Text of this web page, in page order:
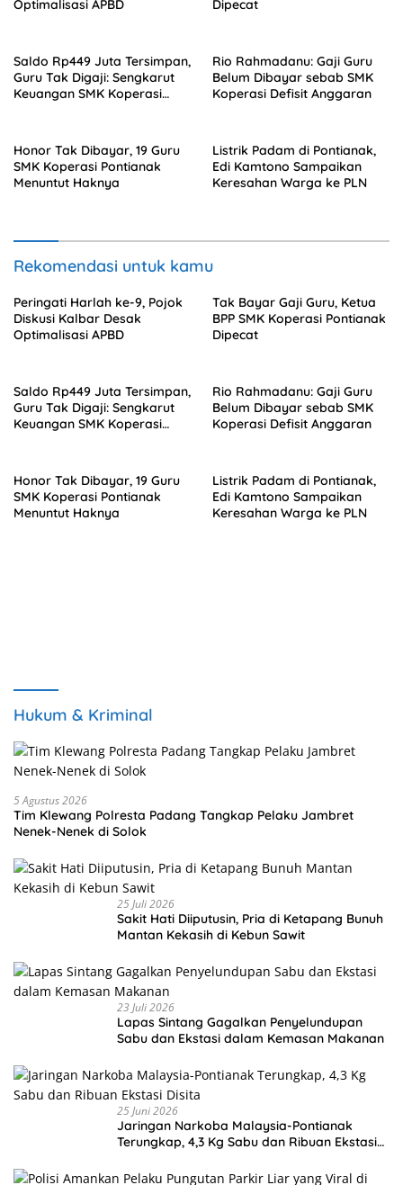
Optimalisasi APBD Dipecat
Saldo Rp449 Juta Tersimpan,
Guru Tak Digaji: Sengkarut
Keuangan SMK Koperasi
Rio Rahmadanu: Gaji Guru
Belum Dibayar sebab SMK
Koperasi Defisit Anggaran
Honor Tak Dibayar, 19 Guru
SMK Koperasi Pontianak
Menuntut Haknya
Listrik Padam di Pontianak,
Edi Kamtono Sampaikan
Keresahan Warga ke PLN
Rekomendasi untuk kamu
Peringati Harlah ke-9, Pojok
Diskusi Kalbar Desak
Optimalisasi APBD
Tak Bayar Gaji Guru, Ketua
BPP SMK Koperasi Pontianak
Dipecat
Saldo Rp449 Juta Tersimpan,
Guru Tak Digaji: Sengkarut
Keuangan SMK Koperasi
Rio Rahmadanu: Gaji Guru
Belum Dibayar sebab SMK
Koperasi Defisit Anggaran
Honor Tak Dibayar, 19 Guru
SMK Koperasi Pontianak
Menuntut Haknya
Listrik Padam di Pontianak,
Edi Kamtono Sampaikan
Keresahan Warga ke PLN
Hukum & Kriminal
5 Agustus 2026
Tim Klewang Polresta Padang Tangkap Pelaku Jambret
Nenek-Nenek di Solok
25 Juli 2026
Sakit Hati Diiputusin, Pria di Ketapang Bunuh
Mantan Kekasih di Kebun Sawit
23 Juli 2026
Lapas Sintang Gagalkan Penyelundupan
Sabu dan Ekstasi dalam Kemasan Makanan
25 Juni 2026
Jaringan Narkoba Malaysia-Pontianak
Terungkap, 4,3 Kg Sabu dan Ribuan Ekstasi